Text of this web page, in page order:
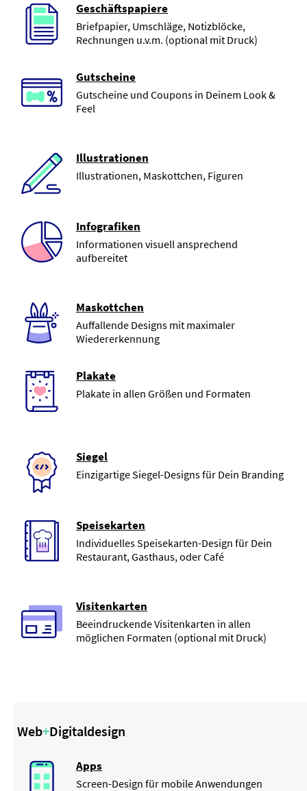
Geschäftspapiere
Briefpapier, Umschläge, Notizblöcke,
Rechnungen u.v.m. (optional mit Druck)
Gutscheine
Gutscheine und Coupons in Deinem Look &
Feel
Illustrationen
Illustrationen, Maskottchen, Figuren
Infografiken
Informationen visuell ansprechend
aufbereitet
Maskottchen
Auffallende Designs mit maximaler
Wiedererkennung
Plakate
Plakate in allen Größen und Formaten
Siegel
Einzigartige Siegel-Designs für Dein Branding
Speisekarten
Individuelles Speisekarten-Design für Dein
Restaurant, Gasthaus, oder Café
Visitenkarten
Beeindruckende Visitenkarten in allen
möglichen Formaten (optional mit Druck)
Web+Digitaldesign
Apps
Screen-Design für mobile Anwendungen